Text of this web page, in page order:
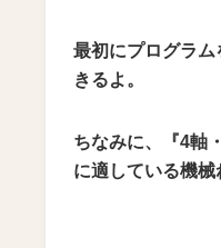
最初にプログラ
きるよ。
ちなみに、『4軸
に適している機械